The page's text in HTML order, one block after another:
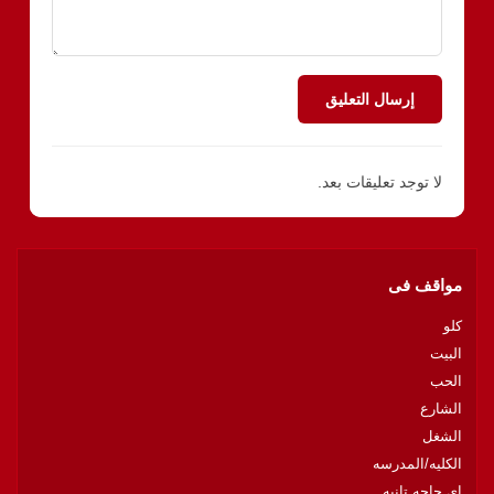
إرسال التعليق
لا توجد تعليقات بعد.
مواقف فى
كلو
البيت
الحب
الشارع
الشغل
الكليه/المدرسه